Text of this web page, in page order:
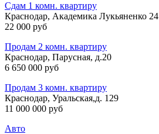
Сдам 1 комн. квартиру
Краснодар, Академика Лукьяненко 24
22 000 руб
Продам 2 комн. квартиру
Краснодар, Парусная, д.20
6 650 000 руб
Продам 3 комн. квартиру
Краснодар, Уральская,д. 129
11 000 000 руб
Авто